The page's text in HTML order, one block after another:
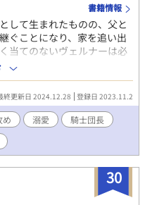
書籍情報
して生まれたものの、父と
ぐことになり、家を追い出
当てのないヴェルナーは必
そこで騎士団長まで上り詰
騎士のマクシミリアン。 侯
身体でどこに行くにもつい
が隣にいるのが当たり前に
騎士団長ヴェルナーと絶
ミリアンのイチャラブハッ
の公爵令息はイケメン狼王
して入れるつもりでした
ことにしました。 最後まで
には※つけます。
終更新日 2024.12.28 登録日 2023.11.2
め 溺愛
騎士団長
30